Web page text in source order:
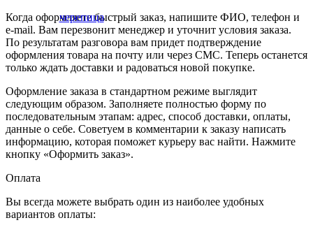
Когда оформляете быстрый заказ, напишите ФИО, телефон и
e-mail. Вам перезвонит менеджер и уточнит условия заказа.
По результатам разговора вам придет подтверждение
оформления товара на почту или через СМС. Теперь останется
только ждать доставки и радоваться новой покупке.
Оформление заказа в стандартном режиме выглядит
следующим образом. Заполняете полностью форму по
последовательным этапам: адрес, способ доставки, оплаты,
данные о себе. Советуем в комментарии к заказу написать
информацию, которая поможет курьеру вас найти. Нажмите
кнопку «Оформить заказ».
Оплата
Вы всегда можете выбрать один из наиболее удобных
вариантов оплаты: